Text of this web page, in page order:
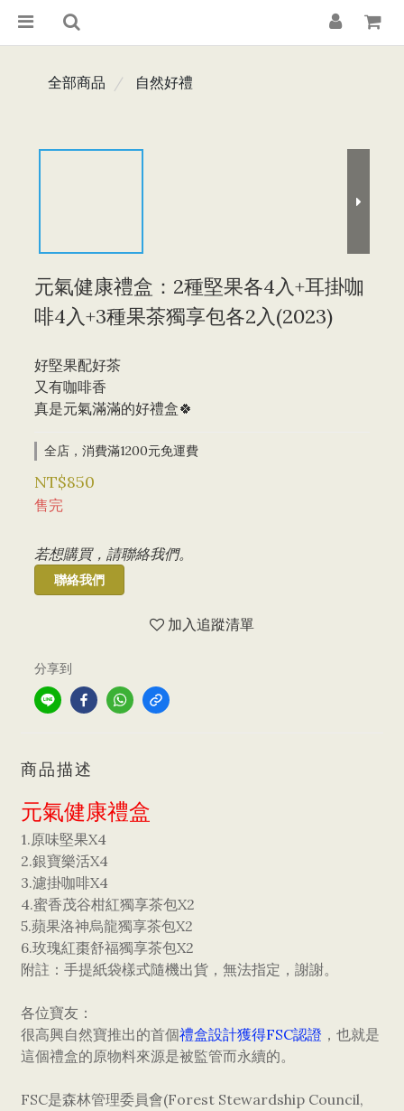
全部商品 自然好禮
元氣健康禮盒：2種堅果各4入+耳掛咖
啡4入+3種果茶獨享包各2入(2023)
好堅果配好茶
又有咖啡香
真是元氣滿滿的好禮盒🍀
全店，消費滿1200元免運費
NT$850
售完
若想購買，請聯絡我們。
聯絡我們
加入追蹤清單
分享到
商品描述
元氣健康禮盒
1.原味堅果X4
2.銀寶樂活X4
3.濾掛咖啡X4
4.蜜香茂谷柑紅獨享茶包X2
5.蘋果洛神烏龍獨享茶包X2
6.玫瑰紅棗舒福獨享茶包X2
附註：手提紙袋樣式隨機出貨，無法指定，謝謝。
各位寶友：
很高興自然寶推出的首個禮盒設計獲得FSC認證 ，也就是
這個禮盒的原物料來源是被監管而永續的。
FSC是森林管理委員會(Forest Stewardship Council,